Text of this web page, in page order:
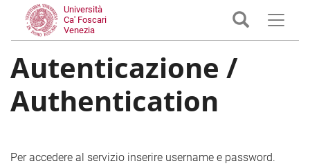
Università
Ca' Foscari
Venezia
Autenticazione /
Authentication
Per accedere al servizio inserire username e password.